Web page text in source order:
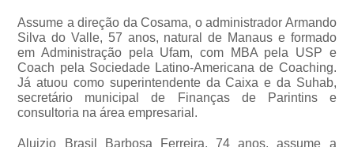
Assume a direção da Cosama, o administrador Armando
Silva do Valle, 57 anos, natural de Manaus e formado
em Administração pela Ufam, com MBA pela USP e
Coach pela Sociedade Latino-Americana de Coaching.
Já atuou como superintendente da Caixa e da Suhab,
secretário municipal de Finanças de Parintins e
consultoria na área empresarial.
Aluizio Brasil Barbosa Ferreira, 74 anos, assume a